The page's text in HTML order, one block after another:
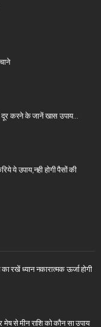
दूर करने के जानें खास उपाय…
ये उपाय,नही होगी पैसों की
रखें ध्यान नकारात्मक ऊर्जा होगी
से मीन राशि को कौन सा उपाय